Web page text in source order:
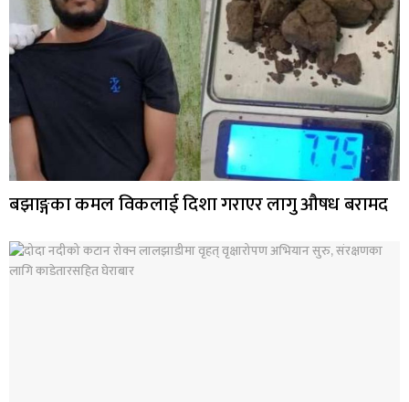
बझाङ्गका कमल विकलाई दिशा गराएर लागु औषध बरामद